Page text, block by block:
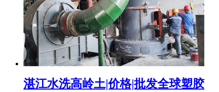
湛江水洗高岭土|价格|批发全球塑胶